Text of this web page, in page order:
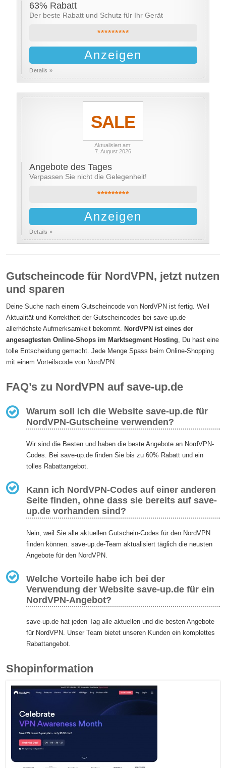
63% Rabatt
Der beste Rabatt und Schutz für Ihr Gerät
*********
Anzeigen
Details »
SALE
Aktualisiert am:
7. August 2026
Angebote des Tages
Verpassen Sie nicht die Gelegenheit!
*********
Anzeigen
Details »
Gutscheincode für NordVPN, jetzt nutzen
und sparen
Deine Suche nach einem Gutscheincode von NordVPN ist fertig. Weil
Aktualität und Korrektheit der Gutscheincodes bei save-up.de
allerhöchste Aufmerksamkeit bekommt. NordVPN ist eines der
angesagtesten Online-Shops im Marktsegment Hosting, Du hast eine
tolle Entscheidung gemacht. Jede Menge Spass beim Online-Shopping
mit einem Vorteilscode von NordVPN.
FAQ’s zu NordVPN auf save-up.de
Warum soll ich die Website save-up.de für
NordVPN-Gutscheine verwenden?
Wir sind die Besten und haben die beste Angebote an NordVPN-
Codes. Bei save-up.de finden Sie bis zu 60% Rabatt und ein
tolles Rabattangebot.
Kann ich NordVPN-Codes auf einer anderen
Seite finden, ohne dass sie bereits auf save-
up.de vorhanden sind?
Nein, weil Sie alle aktuellen Gutschein-Codes für den NordVPN
finden können. save-up.de-Team aktualisiert täglich die neusten
Angebote für den NordVPN.
Welche Vorteile habe ich bei der
Verwendung der Website save-up.de für ein
NordVPN-Angebot?
save-up.de hat jeden Tag alle aktuellen und die besten Angebote
für NordVPN. Unser Team bietet unseren Kunden ein komplettes
Rabattangebot.
Shopinformation